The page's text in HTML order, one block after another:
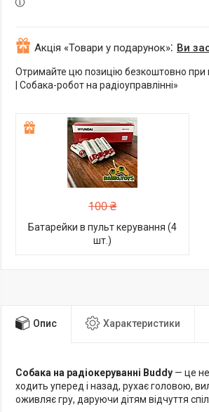
Акція «Товари у подарунок» Ви
Отримайте цю позицію безкоштовно при
| Собака-робот на радіоуправлінні»
100 ₴
Батарейки в пульт керування (4
шт.)
Опис Характеристики
Собака на радіокеруванні Buddy — це
ходить уперед і назад, рухає головою,
оживляє гру, даруючи дітям відчуття